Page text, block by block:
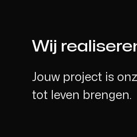
Wij
Jouw project is
tot leven brengen.